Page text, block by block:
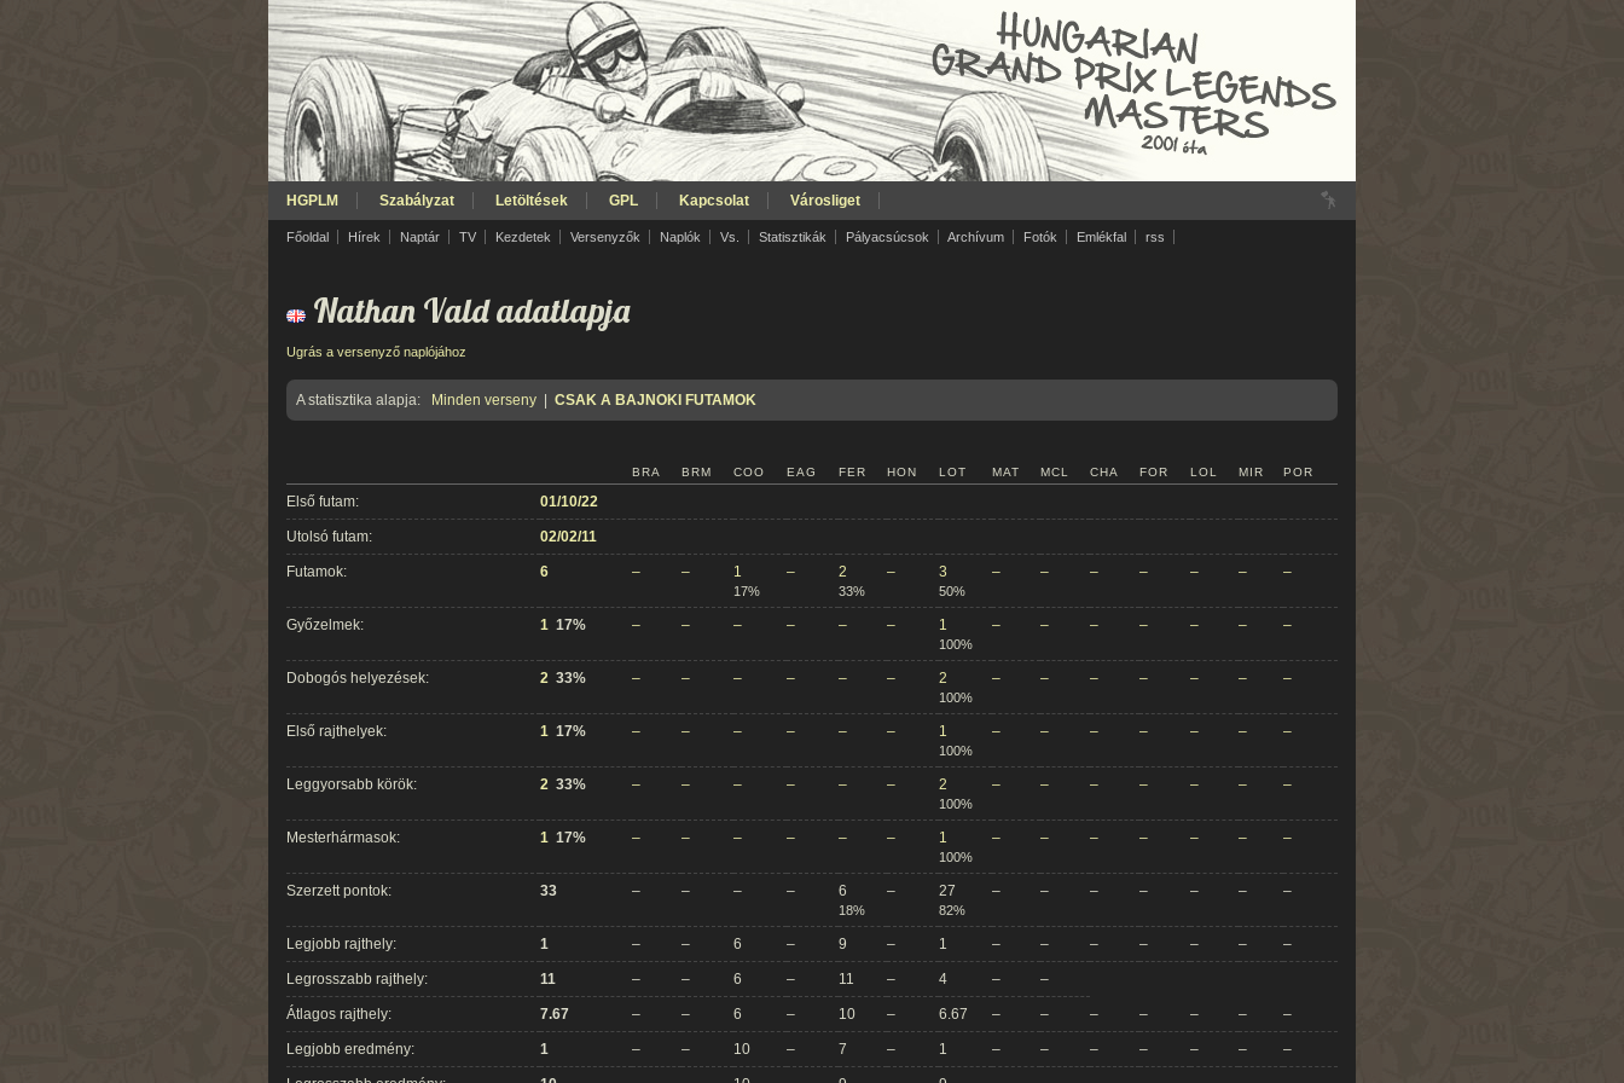
HGPLM Szabályzat Letöltések GPL Kapcsolat Városliget
Főoldal Hírek Naptár TV Kezdetek Versenyzők Naplók Vs. Statisztikák Pályacsúcsok Archívum Fotók Emlékfal rss
Nathan Vald adatlapja
Ugrás a versenyző naplójához
A statisztika alapja: Minden verseny CSAK A BAJNOKI FUTAMOK
BRA BRM COO EAG FER HON LOT MAT MCL CHA FOR LOL MIR POR
Első futam: 01/10/22
Utolsó futam: 02/02/11
Futamok: 6 – – 1
17%
– 2
33%
– 3
50%
– – – – – – –
Győzelmek: 1 17% – – – – – – 1
100%
– – – – – – –
Dobogós helyezések: 2 33% – – – – – – 2
100%
– – – – – – –
Első rajthelyek: 1 17% – – – – – – 1
100%
– – – – – – –
Leggyorsabb körök: 2 33% – – – – – – 2
100%
– – – – – – –
Mesterhármasok: 1 17% – – – – – – 1
100%
– – – – – – –
Szerzett pontok: 33 – – – – 6
18%
– 27
82%
– – – – – – –
Legjobb rajthely: 1 – – 6 – 9 – 1 – – – – – – –
Legrosszabb rajthely: 11 – – 6 – 11 – 4 – –
Átlagos rajthely: 7.67 – – 6 – 10 – 6.67 – – – – – – –
Legjobb eredmény: 1 – – 10 – 7 – 1 – – – – – – –